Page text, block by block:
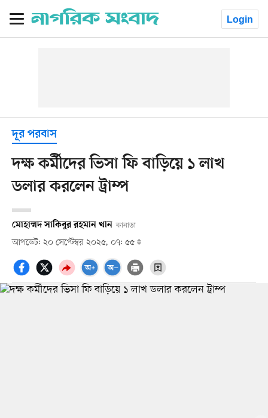
Login
দূর পরবাস
দক্ষ কর্মীদের ভিসা ফি বাড়িয়ে ১ লাখ
ডলার করলেন ট্রাম্প
মোহাম্মদ সাকিবুর রহমান খান কানাডা
আপডেট: ২০ সেপ্টেম্বর ২০২৫, ০৭: ৫৫